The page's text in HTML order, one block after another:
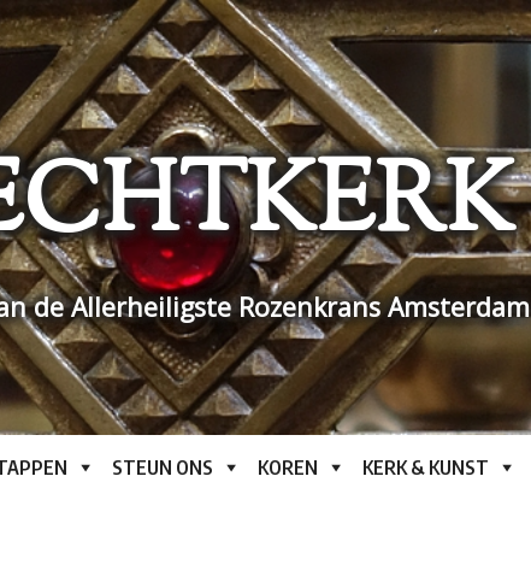
de Allerheiligste Rozenkrans Amsterdam
STEUN ONS KOREN KERK & KUNST